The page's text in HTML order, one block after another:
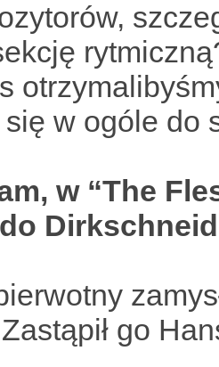
w ogóle do
w “The
go